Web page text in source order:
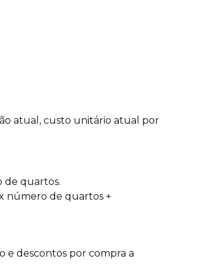
atual, custo unitário atual por
de quartos.
número de quartos +
e descontos por compra a